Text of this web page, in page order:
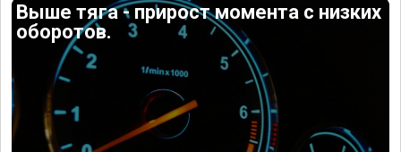
Выше тяга - прирост момента с низких
оборотов.